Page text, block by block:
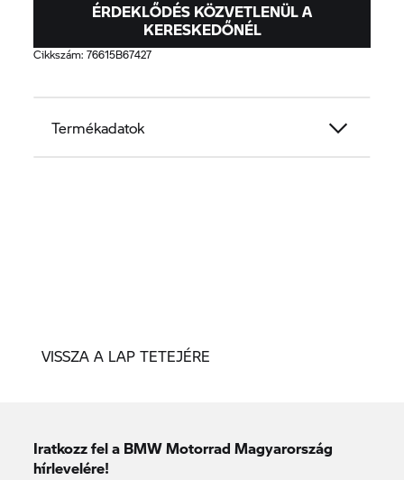
ÉRDEKLŐDÉS KÖZVETLENÜL A
KERESKEDŐNÉL
Cikkszám:76615B67427
Termékadatok
VISSZA A LAP TETEJÉRE
Iratkozz fel a BMW Motorrad Magyarország
hírlevelére!